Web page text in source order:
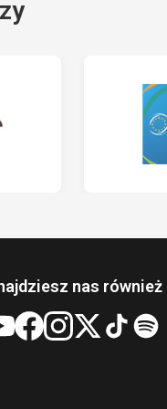
nas również